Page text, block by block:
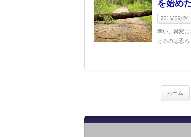
を始め
2016/09/24
幸い、異変
けるのは恐
ホーム